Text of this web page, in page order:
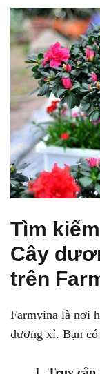
Tìm
Cây
trên
Farmvina là nơi
dương xỉ. Bạn có